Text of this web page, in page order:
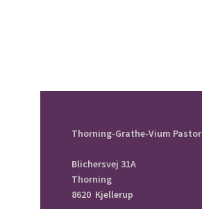
Thorning-Grathe-Vium
Blichersvej 31A
Thorning
8620 Kjellerup